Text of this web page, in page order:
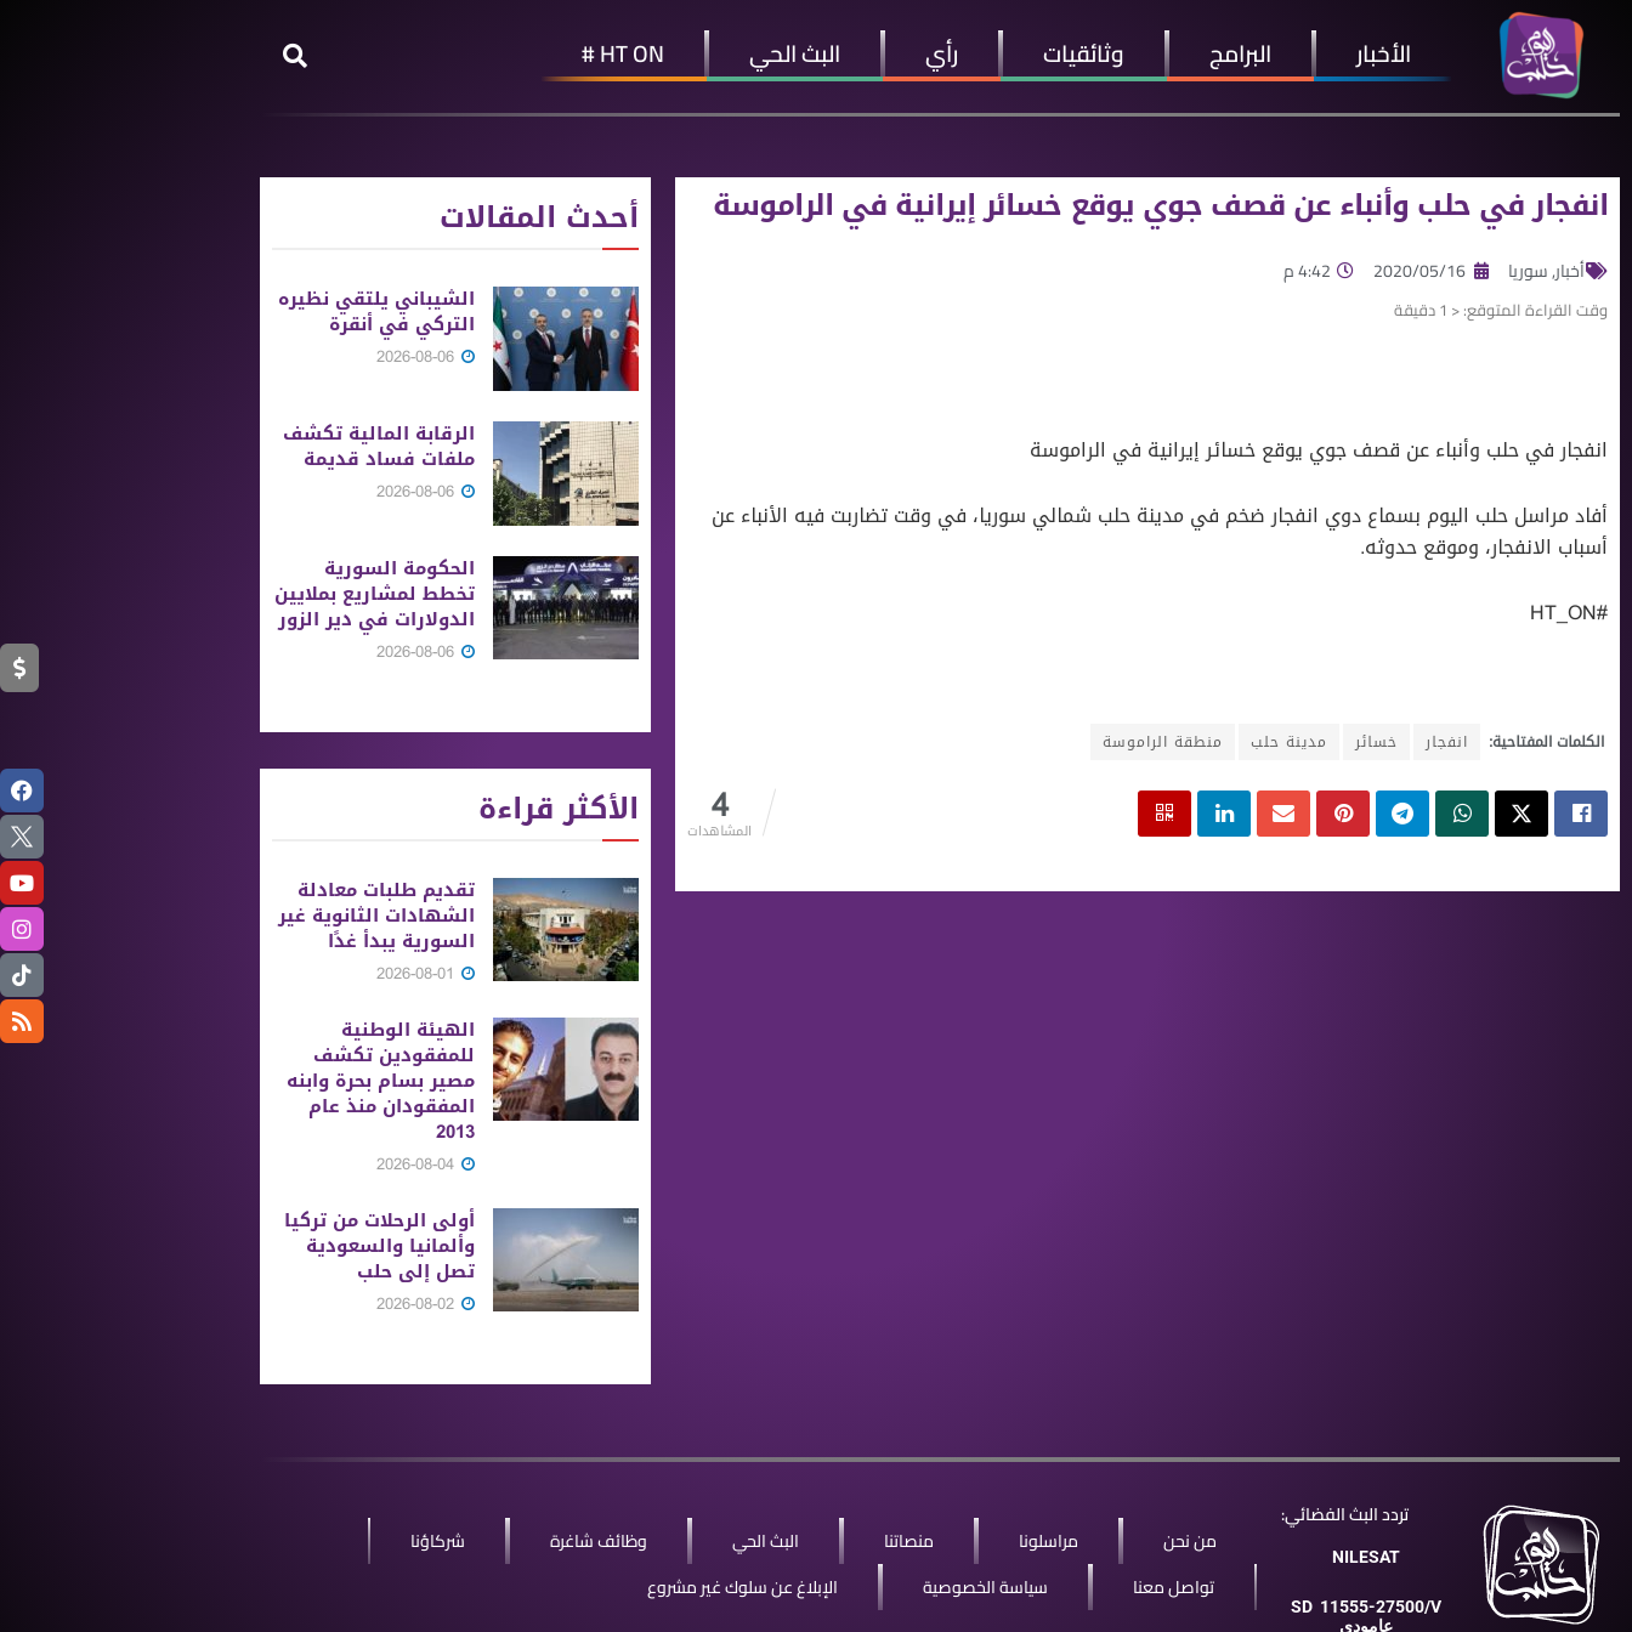
الأخبار البرامج وثائقيات رأي البث الحي HT ON #
انفجار في حلب وأنباء عن قصف جوي يوقع خسائر إيرانية في الراموسة
أخبار,سوريا 2020/05/16 4:42 م
وقت القراءة المتوقع:< 1 دقيقة
انفجار في حلب وأنباء عن قصف جوي يوقع خسائر إيرانية في الراموسة
أفاد مراسل حلب اليوم بسماع دوي انفجار ضخم في مدينة حلب شمالي سوريا، في وقت تضاربت فيه الأنباء عن
أسباب الانفجار، وموقع حدوثه.
#HT_ON
الكلمات المفتاحية: انفجار خسائر مدينة حلب منطقة الراموسة
4
المشاهدات
أحدث المقالات
الشيباني يلتقي نظيره
التركي في أنقرة
الرقابة المالية تكشف
ملفات فساد قديمة
الحكومة السورية
تخطط لمشاريع بملايين
الدولارات في دير الزور
الأكثر قراءة
تقديم طلبات معادلة
الشهادات الثانوية ‏غير
السورية يبدأ غدًا
الهيئة الوطنية
للمفقودين تكشف
مصير بسام بحرة وابنه
المفقودان منذ عام
2013
أولى الرحلات من ‏تركيا
وألمانيا والسعودية
تصل إلى حلب
تردد البث الفضائي:
NILESAT
SD 11555-27500/V
عامودي
من نحن مراسلونا منصاتنا البث الحي وظائف شاغرة
شركاؤنا
تواصل معنا
سياسة الخصوصية الإبلاغ عن سلوك غير مشروع